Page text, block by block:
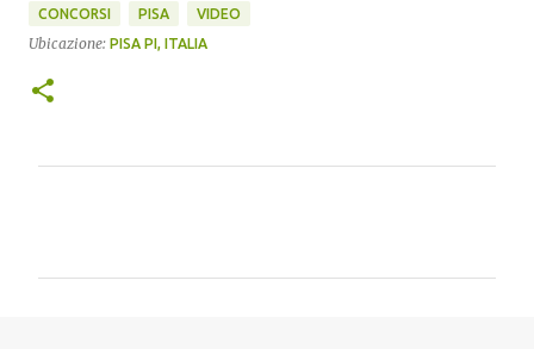
CONCORSI PISA VIDEO
Ubicazione: PISA PI, ITALIA